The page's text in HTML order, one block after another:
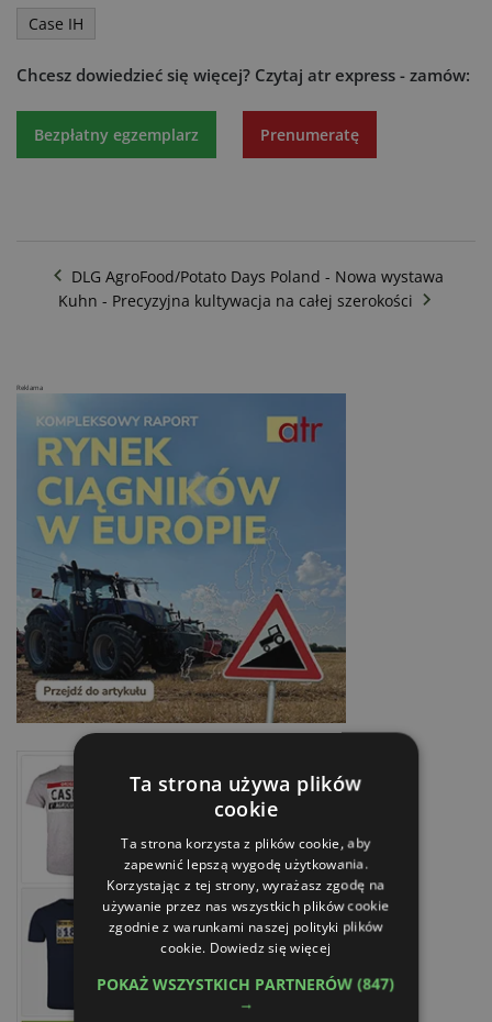
Case IH
Chcesz dowiedzieć się więcej? Czytaj atr express - zamów:
Bezpłatny egzemplarz Prenumeratę
DLG AgroFood/Potato Days Poland - Nowa wystawa
Kuhn - Precyzyjna kultywacja na całej szerokości
Reklama
Ta strona używa plików
cookie
Ta strona korzysta z plików cookie, aby
zapewnić lepszą wygodę użytkowania.
Korzystając z tej strony, wyrażasz zgodę na
używanie przez nas wszystkich plików cookie
zgodnie z warunkami naszej polityki plików
cookie. Dowiedz się więcej
POKAŻ WSZYSTKICH PARTNERÓW(847)
→